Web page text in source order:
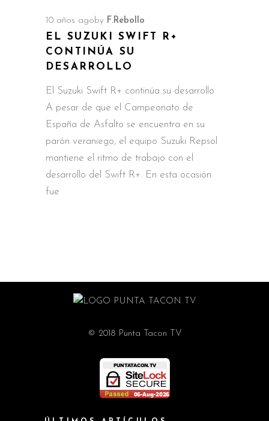
10 años ago by F.Rebollo
EL SUZUKI SWIFT R+
CONTINÚA SU
DESARROLLO
El Suzuki Swift R+ continúa su desarrollo
A pesar de que el Campeonato de
España de Asfalto se encuentra en su
parón veraniego, el equipo Suzuki Repsol
mantiene el ritmo de trabajo con el
desarrollo del Swift R+. En esta ocasión
fue
© 2018 Punta Tacon TV